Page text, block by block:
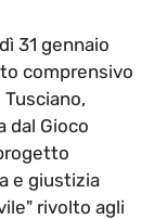
31 gennaio
comprensivo
dal Gioco
e giustizia
rivolto agli